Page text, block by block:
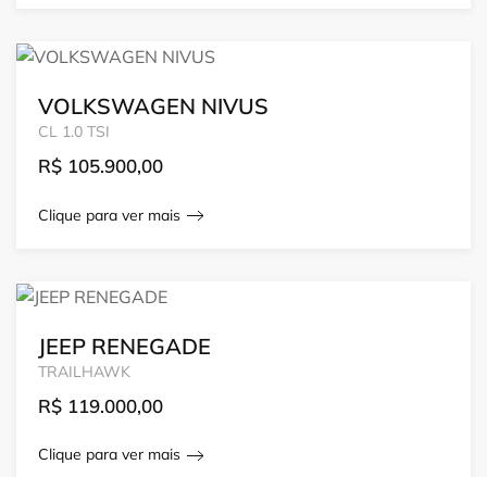
VOLKSWAGEN NIVUS
CL 1.0 TSI
R$ 105.900,00
Clique para ver mais
JEEP RENEGADE
TRAILHAWK
R$ 119.000,00
Clique para ver mais